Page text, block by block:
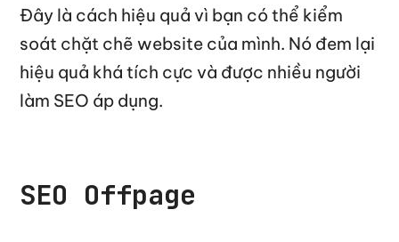
Đây là cách hiệu quả vì bạn có thể kiểm
soát chặt chẽ website của mình. Nó đem lại
hiệu quả khá tích cực và được nhiều người
làm SEO áp dụng.
SEO Offpage